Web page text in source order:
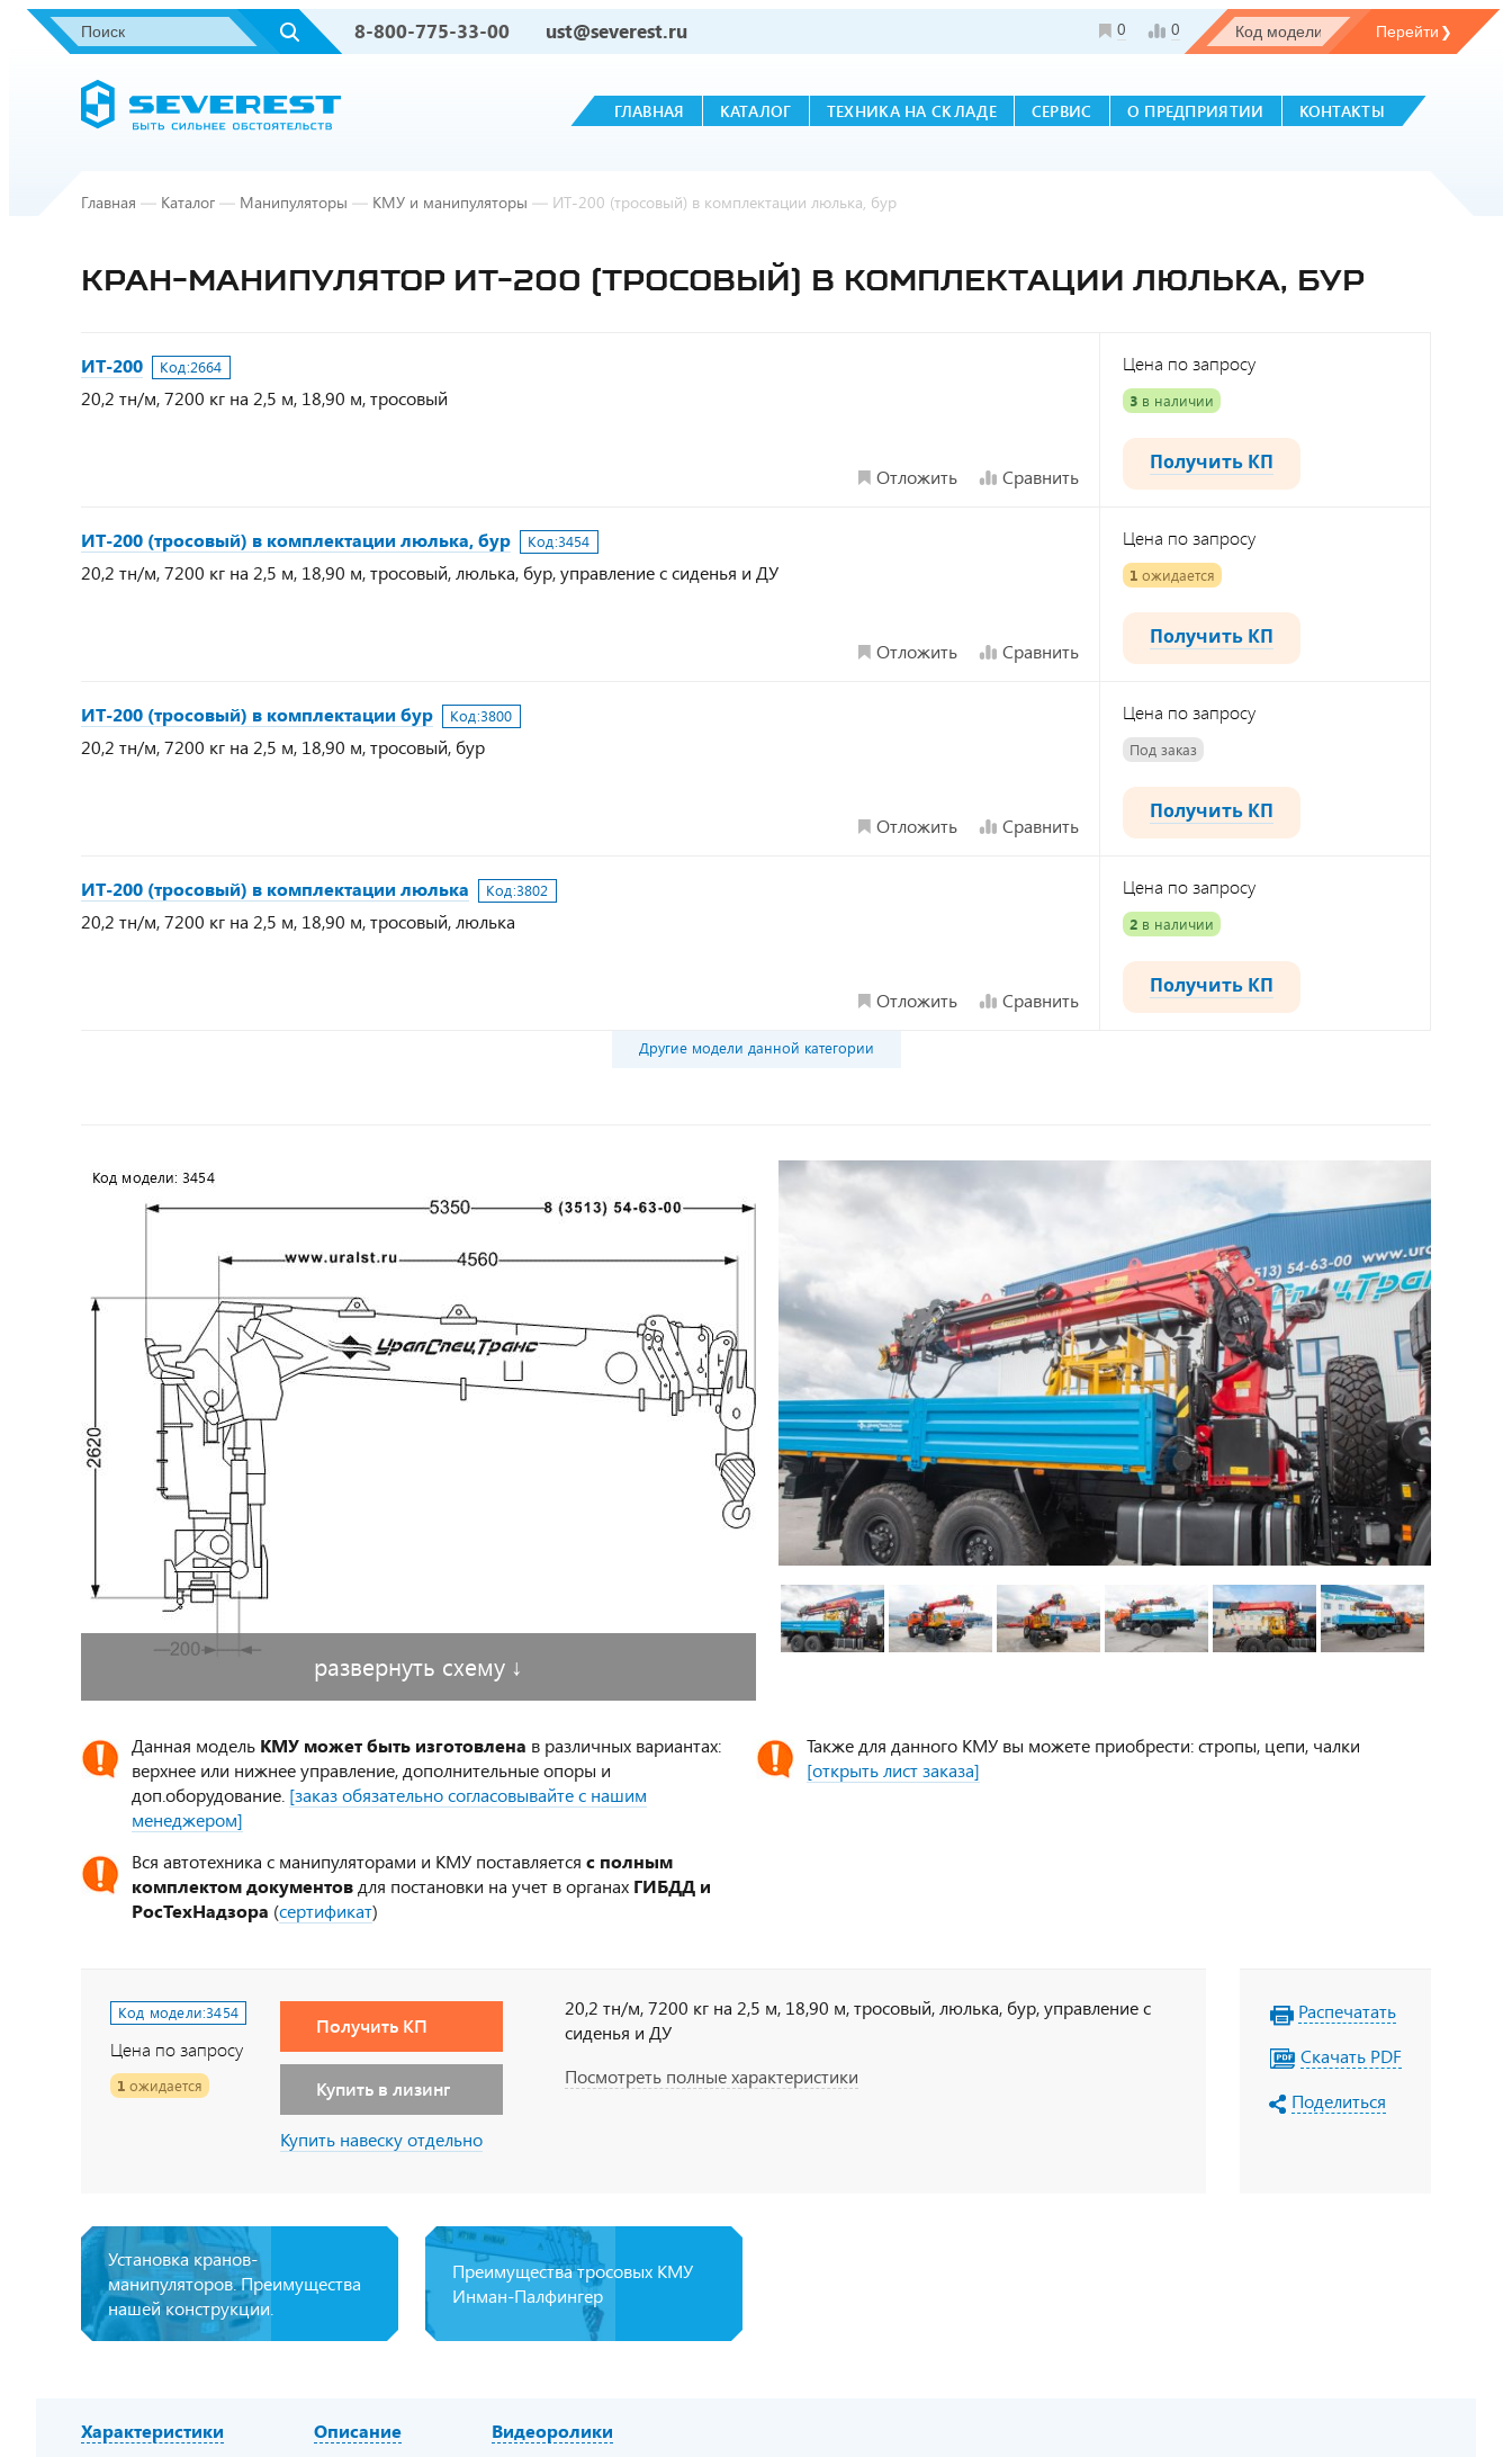
8-800-775-33-00 ust@severest.ru 0 0
ГЛАВНАЯ КАТАЛОГ ТЕХНИКА НА СКЛАДЕ СЕРВИС О ПРЕДПРИЯТИИ КОНТАКТЫ
Главная — Каталог — Манипуляторы — КМУ и манипуляторы — ИТ-200 (тросовый) в комплектации люлька, бур
КРАН-МАНИПУЛЯТОР ИТ-200 (ТРОСОВЫЙ) В КОМПЛЕКТАЦИИ ЛЮЛЬКА, БУР
ИТ-200 Код:2664
20,2 тн/м, 7200 кг на 2,5 м, 18,90 м, тросовый
Отложить Сравнить
Цена по запросу
3 в наличии
Получить КП
ИТ-200 (тросовый) в комплектации люлька, бур Код:3454
20,2 тн/м, 7200 кг на 2,5 м, 18,90 м, тросовый, люлька, бур, управление с сиденья и ДУ
Отложить Сравнить
Цена по запросу
1 ожидается
Получить КП
ИТ-200 (тросовый) в комплектации бур Код:3800
20,2 тн/м, 7200 кг на 2,5 м, 18,90 м, тросовый, бур
Отложить Сравнить
Цена по запросу
Под заказ
Получить КП
ИТ-200 (тросовый) в комплектации люлька Код:3802
20,2 тн/м, 7200 кг на 2,5 м, 18,90 м, тросовый, люлька
Отложить Сравнить
Цена по запросу
2 в наличии
Получить КП
Другие модели данной категории
развернуть схему ↓
Данная модель КМУ может быть изготовлена в различных вариантах:
верхнее или нижнее управление, дополнительные опоры и
доп.оборудование. [заказ обязательно согласовывайте с нашим
менеджером]
Также для данного КМУ вы можете приобрести: стропы, цепи, чалки
[открыть лист заказа]
Вся автотехника с манипуляторами и КМУ поставляется с полным
комплектом документов для постановки на учет в органах ГИБДД и
РосТехНадзора (сертификат)
Код модели:3454
Цена по запросу
1 ожидается
Получить КП
Купить в лизинг
Купить навеску отдельно
20,2 тн/м, 7200 кг на 2,5 м, 18,90 м, тросовый, люлька, бур, управление с
сиденья и ДУ
Посмотреть полные характеристики
Распечатать
Скачать PDF
Поделиться
Установка кранов-
манипуляторов. Преимущества
нашей конструкции.
Преимущества тросовых КМУ
Инман-Палфингер
Характеристики Описание Видеоролики